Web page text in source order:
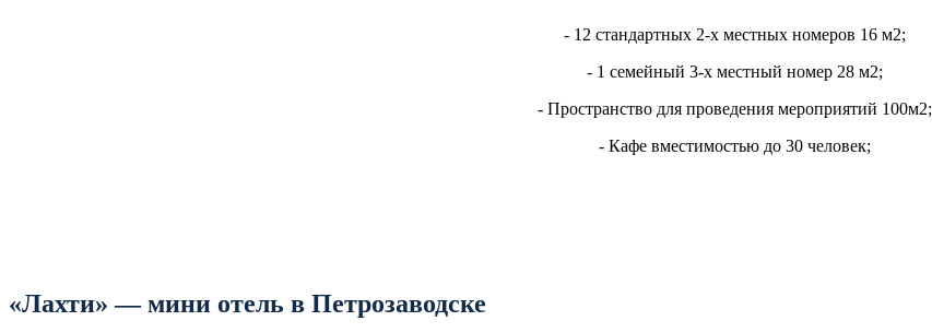
- 12 стандартных 2-х местных номеров 16 м2;
- 1 семейный 3-х местный номер 28 м2;
- Пространство для проведения мероприятий 100м2;
- Кафе вместимостью до 30 человек;
«Лахти» — мини отель в Петрозаводске